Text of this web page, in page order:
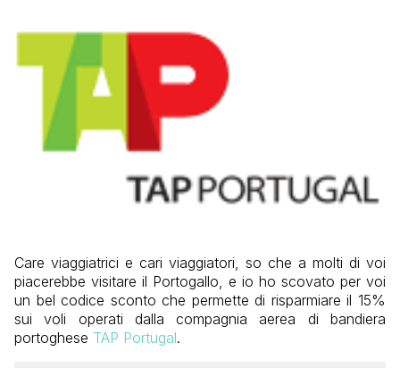
Care viaggiatrici e cari viaggiatori, so che a molti di voi
piacerebbe visitare il Portogallo, e io ho scovato per voi
un bel codice sconto che permette di risparmiare il 15%
sui voli operati dalla compagnia aerea di bandiera
portoghese TAP Portugal.